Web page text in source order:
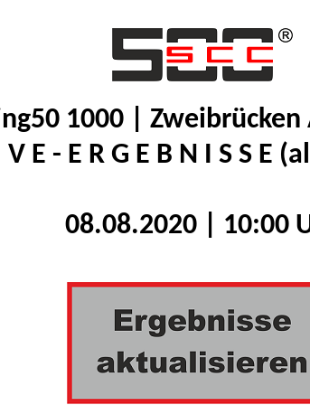
1000 | Zweibrücken
V E - E R G E B N I S S E
08.08.2020 | 10:00